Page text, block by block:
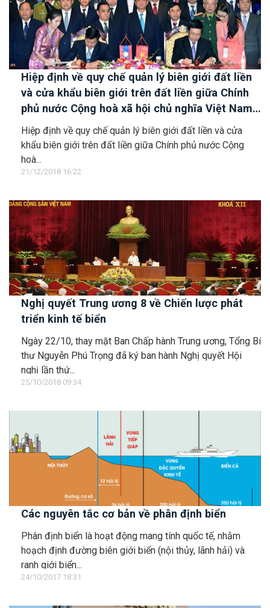
Hiệp định về quy chế quản lý biên giới đất liền
và cửa khẩu biên giới trên đất liền giữa Chính
phủ nước Cộng hoà xã hội chủ nghĩa Việt Nam
và Chính phủ nước Cộng hoà dân chủ nhân dân
Lào
Hiệp định về quy chế quản lý biên giới đất liền và cửa
khẩu biên giới trên đất liền giữa Chính phủ nước Cộng
hoà...
21/12/2018 16:22
Nghị quyết Trung ương 8 về Chiến lược phát
triển kinh tế biển
Ngày 22/10, thay mặt Ban Chấp hành Trung ương, Tổng Bí
thư Nguyễn Phú Trọng đã ký ban hành Nghị quyết Hội
nghị lần thứ...
25/10/2018 09:34
Các nguyên tắc cơ bản về phân định biển
Phân định biển là hoạt động mang tính quốc tế, nhằm
hoạch định đường biên giới biển (nội thủy, lãnh hải) và
ranh giới biển...
24/10/2017 18:31